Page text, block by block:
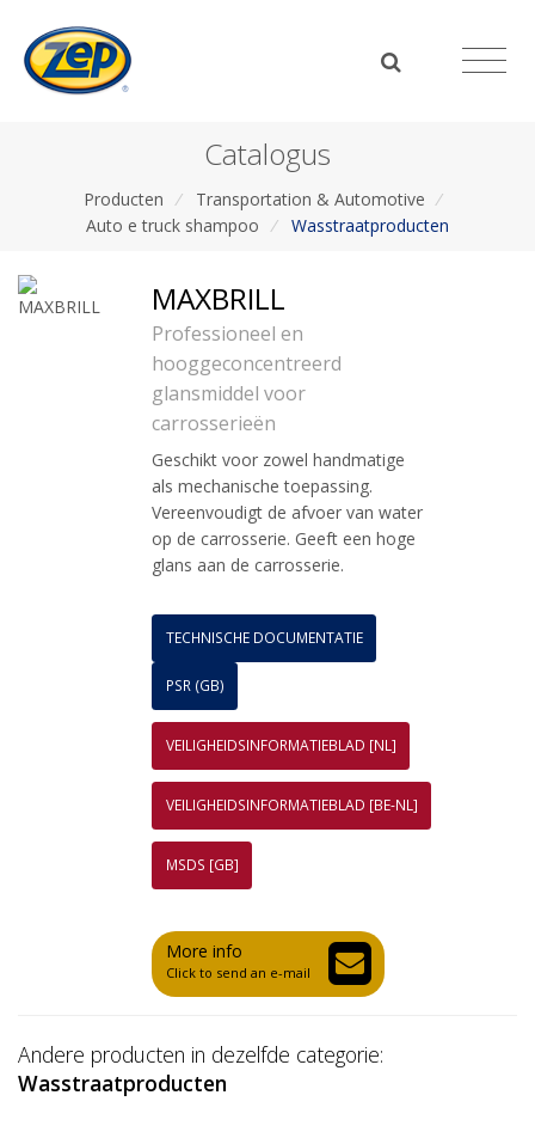
Catalogus
Producten / Transportation & Automotive /
Auto e truck shampoo / Wasstraatproducten
MAXBRILL
Professioneel en
hooggeconcentreerd
glansmiddel voor
carrosserieën
Geschikt voor zowel handmatige
als mechanische toepassing.
Vereenvoudigt de afvoer van water
op de carrosserie. Geeft een hoge
glans aan de carrosserie.
TECHNISCHE DOCUMENTATIE
PSR (GB)
VEILIGHEIDSINFORMATIEBLAD [NL]
VEILIGHEIDSINFORMATIEBLAD [BE-NL]
MSDS [GB]
More info
Click to send an e-mail
Andere producten in dezelfde categorie:
Wasstraatproducten